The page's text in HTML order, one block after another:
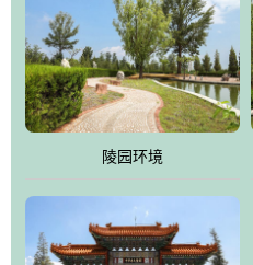
陵园环境